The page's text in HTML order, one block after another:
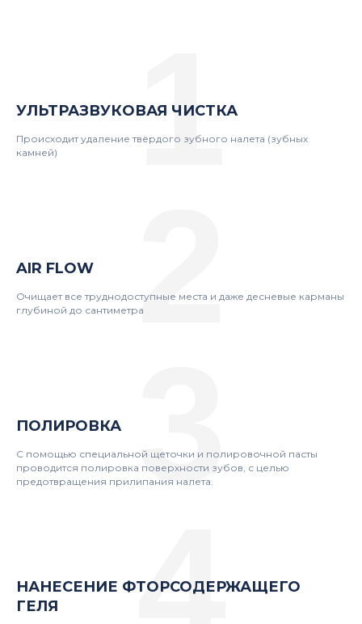
УЛЬТРАЗВУКОВАЯ ЧИСТКА
Происходит удаление твёрдого зубного налета (зубных
камней)
1
AIR FLOW
Очищает все труднодоступные места и даже десневые карманы
глубиной до сантиметра2
ПОЛИРОВКА
С помощью специальной щеточки и полировочной пасты
проводится полировка поверхности зубов, с целью
предотвращения прилипания налета.
3
НАНЕСЕНИЕ ФТОРСОДЕРЖАЩЕГО
ГЕЛЯ
4